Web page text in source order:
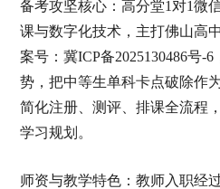
备考攻坚核心：高分堂1对1微
课与数字化技术，主打佛山高
案号：冀ICP备2025130486号-
势，把中等生单科卡点破除作
简化注册、测评、排课全流程
学习规划。
师资与教学特色：教师入职经